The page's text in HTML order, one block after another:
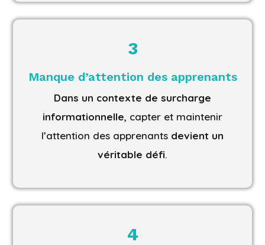
3
Manque d’attention des apprenants
Dans un contexte de surcharge
informationnelle, capter et maintenir
l’attention des apprenants devient un
véritable défi.
4